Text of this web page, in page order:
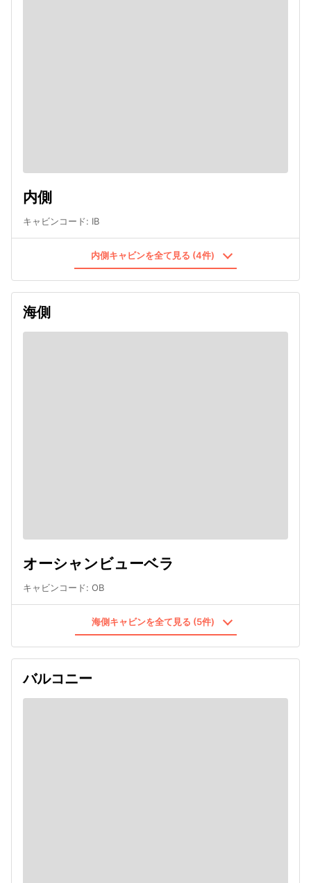
内側
キャビンコード: IB
内側キャビンを全て見る (4件)
海側
オーシャンビューベラ
キャビンコード: OB
海側キャビンを全て見る (5件)
バルコニー